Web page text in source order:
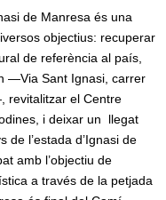
de Manresa és una
objectius: recuperar
de referència al país,
—Via Sant Ignasi, carrer
revitalitzar el Centre
i deixar un llegat
l’estada d’Ignasi de
amb l’objectiu de
a través de la petjada